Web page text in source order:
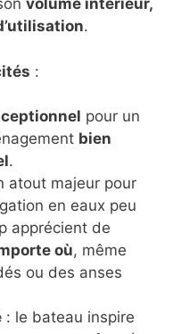
volume intérieur,
.
:
pour un
bien
.
atout majeur pour
en eaux peu
apprécient de
où, même
ou des anses
: le bateau inspire